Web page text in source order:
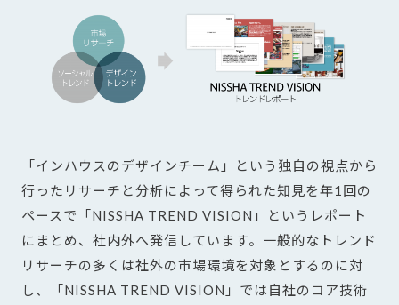
「インハウスのデザインチーム」という独自の視点から
行ったリサーチと分析によって得られた知見を年1回の
ペースで「NISSHA TREND VISION」というレポート
にまとめ、社内外へ発信しています。一般的なトレンド
リサーチの多くは社外の市場環境を対象とするのに対
し、「NISSHA TREND VISION」では自社のコア技術